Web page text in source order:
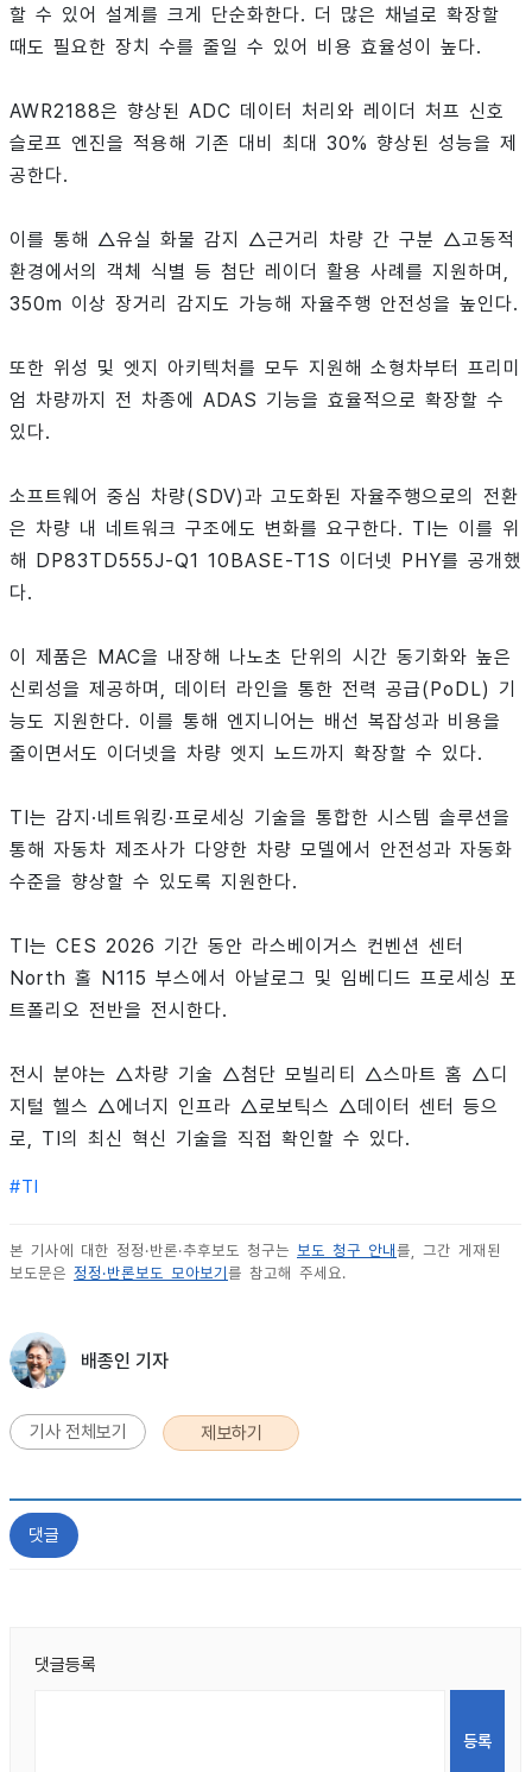
할 수 있어 설계를 크게 단순화한다. 더 많은 채널로 확장할
때도 필요한 장치 수를 줄일 수 있어 비용 효율성이 높다.
AWR2188은 향상된 ADC 데이터 처리와 레이더 처프 신호
슬로프 엔진을 적용해 기존 대비 최대 30% 향상된 성능을 제
공한다.
이를 통해 △유실 화물 감지 △근거리 차량 간 구분 △고동적
환경에서의 객체 식별 등 첨단 레이더 활용 사례를 지원하며,
350m 이상 장거리 감지도 가능해 자율주행 안전성을 높인다.
또한 위성 및 엣지 아키텍처를 모두 지원해 소형차부터 프리미
엄 차량까지 전 차종에 ADAS 기능을 효율적으로 확장할 수
있다.
소프트웨어 중심 차량(SDV)과 고도화된 자율주행으로의 전환
은 차량 내 네트워크 구조에도 변화를 요구한다. TI는 이를 위
해 DP83TD555J-Q1 10BASE-T1S 이더넷 PHY를 공개했
다.
이 제품은 MAC을 내장해 나노초 단위의 시간 동기화와 높은
신뢰성을 제공하며, 데이터 라인을 통한 전력 공급(PoDL) 기
능도 지원한다. 이를 통해 엔지니어는 배선 복잡성과 비용을
줄이면서도 이더넷을 차량 엣지 노드까지 확장할 수 있다.
TI는 감지·네트워킹·프로세싱 기술을 통합한 시스템 솔루션을
통해 자동차 제조사가 다양한 차량 모델에서 안전성과 자동화
수준을 향상할 수 있도록 지원한다.
TI는 CES 2026 기간 동안 라스베이거스 컨벤션 센터
North 홀 N115 부스에서 아날로그 및 임베디드 프로세싱 포
트폴리오 전반을 전시한다.
전시 분야는 △차량 기술 △첨단 모빌리티 △스마트 홈 △디
지털 헬스 △에너지 인프라 △로보틱스 △데이터 센터 등으
로, TI의 최신 혁신 기술을 직접 확인할 수 있다.
#TI
본 기사에 대한 정정·반론·추후보도 청구는 보도 청구 안내 를, 그간 게재된
보도문은 정정·반론보도 모아보기 를 참고해 주세요.
배종인 기자
기사 전체보기 제보하기
댓글
댓글등록